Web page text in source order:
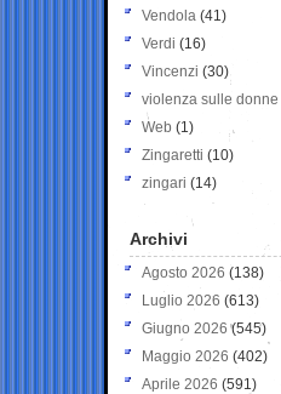
Vendola (41)
Verdi (16)
Vincenzi (30)
violenza sulle donne
Web (1)
Zingaretti (10)
zingari (14)
Archivi
Agosto 2026 (138)
Luglio 2026 (613)
Giugno 2026 (545)
Maggio 2026 (402)
Aprile 2026 (591)